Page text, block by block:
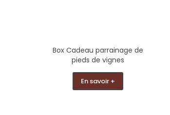
Box Cadeau parrainage de
pieds de vignes
En savoir +